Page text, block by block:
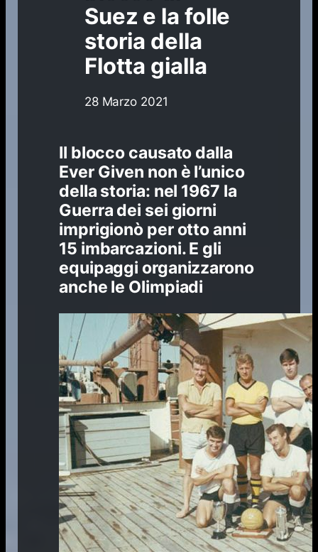
Suez e la folle
storia della
Flotta gialla
28 Marzo 2021
Il blocco causato dalla
Ever Given non è l’unico
della storia: nel 1967 la
Guerra dei sei giorni
imprigionò per otto anni
15 imbarcazioni. E gli
equipaggi organizzarono
anche le Olimpiadi